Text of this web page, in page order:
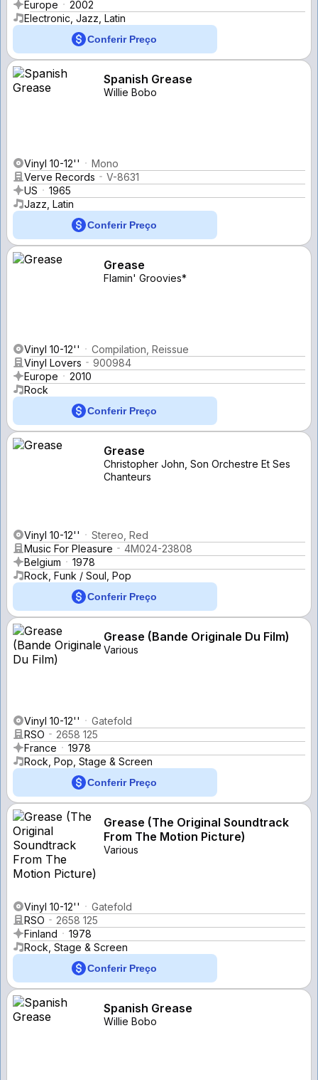
Europe
2002
Electronic, Jazz, Latin
Conferir Preço
Spanish Grease
Willie Bobo
Vinyl 10-12''
Mono
Verve Records
V-8631
US
1965
Jazz, Latin
Conferir Preço
Grease
Flamin' Groovies*
Vinyl 10-12''
Compilation, Reissue
Vinyl Lovers
900984
Europe
2010
Rock
Conferir Preço
Grease
Christopher John, Son Orchestre Et Ses
Chanteurs
Vinyl 10-12''
Stereo, Red
Music For Pleasure
4M024-23808
Belgium
1978
Rock, Funk / Soul, Pop
Conferir Preço
Grease (Bande Originale Du Film)
Various
Vinyl 10-12''
Gatefold
RSO
2658 125
France
1978
Rock, Pop, Stage & Screen
Conferir Preço
Grease (The Original Soundtrack
From The Motion Picture)
Various
Vinyl 10-12''
Gatefold
RSO
2658 125
Finland
1978
Rock, Stage & Screen
Conferir Preço
Spanish Grease
Willie Bobo